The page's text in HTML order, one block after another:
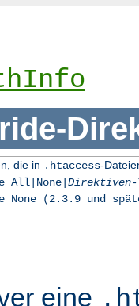
-
die in .htaccess-
All|None| Direktiven-
None (2.3.9 und
eine